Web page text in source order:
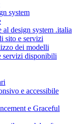
system
design system .italia
sito e servizi
dei modelli
servizi disponibili
e accessibile
e Graceful